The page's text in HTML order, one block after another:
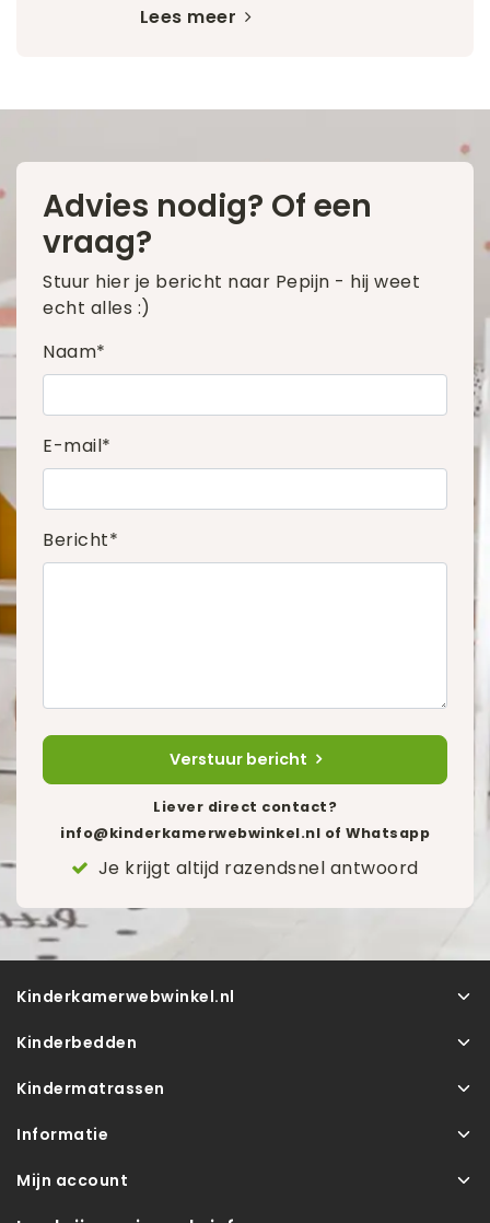
Lees meer
Advies nodig? Of een
vraag?
Stuur hier je bericht naar Pepijn - hij weet
echt alles :)
Naam*
E-mail*
Bericht*
Verstuur bericht
Liever direct contact?
info@kinderkamerwebwinkel.nl of Whatsapp
Je krijgt altijd razendsnel antwoord
Kinderkamerwebwinkel.nl
Kinderbedden
Kindermatrassen
Informatie
Mijn account